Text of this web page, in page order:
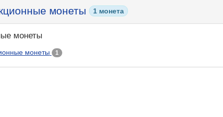
монеты 1 монета
монеты
монеты 1